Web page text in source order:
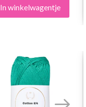
In winkelwagentje